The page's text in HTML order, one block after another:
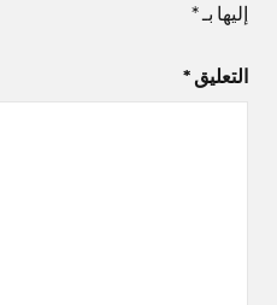
إليها بـ*
التعليق *